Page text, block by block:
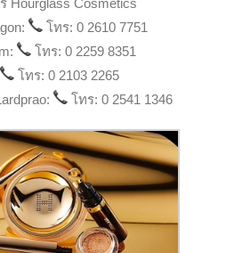
Hourglass Cosmetics
โทร: 0 2610 7751
โทร: 0 2259 8351
โทร: 0 2103 2265
โทร: 0 2541 1346